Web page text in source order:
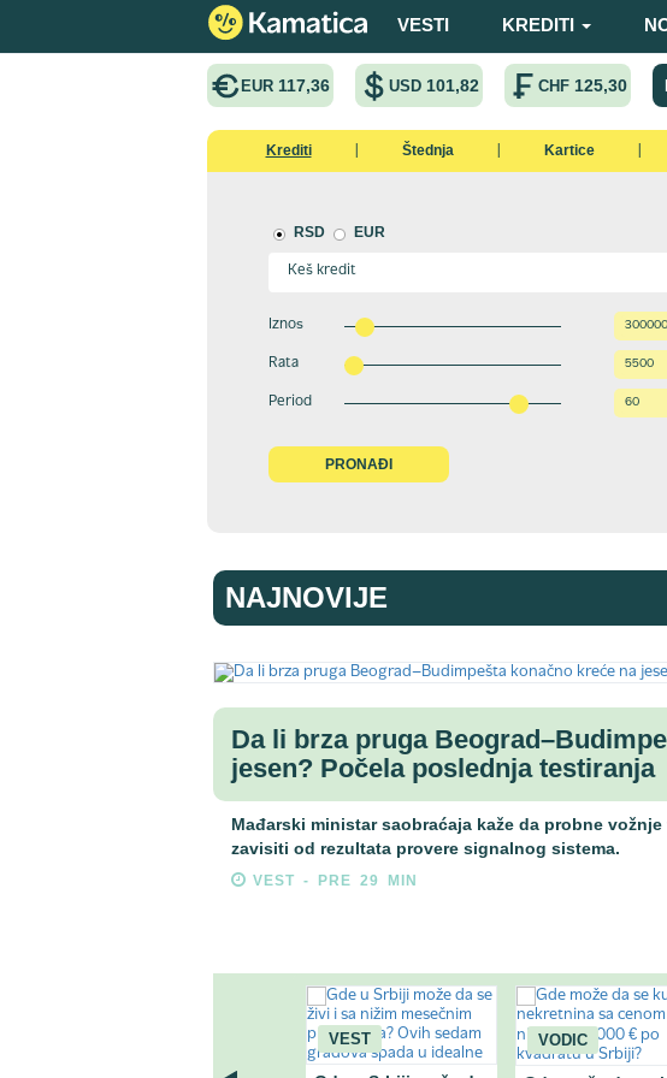
VESTI KREDITI
EUR 117,36 USD 101,82 CHF 125,30
Krediti Štednja Kartice
RSD EUR
Iznos
Rata
Period
PRONAĐI
NAJNOVIJE
Da li brza pruga
jesen? Počela poslednja testiranja
Mađarski ministar saobraćaja kaže da probne
zavisiti od rezultata provere signalnog sistema.
VEST - PRE 29 MIN
VEST VODIC